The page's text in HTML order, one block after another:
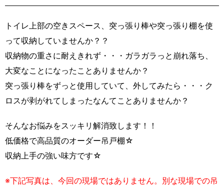
トイレ上部の空きスペース、突っ張り棒や突っ張り棚を使
って収納していませんか？？
収納物の重さに耐えきれず・・・ガラガラっと崩れ落ち、
大変なことになったことありませんか？
突っ張り棒をずっと使用していて、外してみたら・・・ク
ロスが剥がれてしまったなんてことありませんか？
そんなお悩みをスッキリ解消致します！！
低価格で高品質のオーダー吊戸棚☆
収納上手の強い味方です☆
※下記写真は、今回の現場ではありません。別な現場での吊